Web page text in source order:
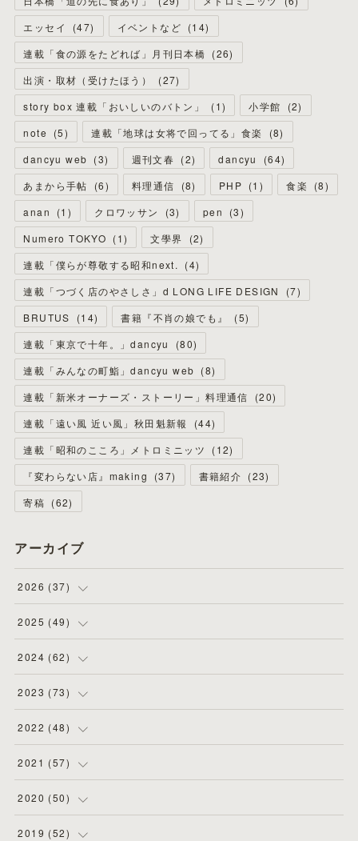
エッセイ
(47) イベントなど (14)
連載「食の源をたどれば」月刊日本橋 (26)
出演・取材（受けたほう）
(27)
story box 連載「おいしいのバトン」
(1) 小学館 (2)
note
(5) 連載「地球は女将で回ってる」食楽 (8)
dancyu web (3) 週刊文春 (2) dancyu (64)
あまから手帖
(6) 料理通信 (8) PHP (1 ) 食楽 (8)
anan
(1 ) クロワッサン (3) pen (3)
Numero TOKYO (1) 文學界 (2)
連載「僕らが尊敬する昭和next.
(4)
連載「つづく店のやさしさ」d LONG LIFE DESIGN
(7)
BRUTUS
(14) 書籍『不肖の娘でも』 (5)
連載「東京で十年。」dancyu
(80)
連載「みんなの町鮨」dancyu web (8)
連載「新米オーナーズ・ストーリー」料理通信
(20)
連載「遠い風 近い風」秋田魁新報
(44)
連載「昭和のこころ」メトロミニッツ
(12)
『変わらない店』making
(37) 書籍紹介 (23)
寄稿 (62)
アーカイブ
2026 (37)
(4)
(8)
(2)
( 11
2025 (49)
(3)
(4)
(3)
(4)
2024 (62)
(4)
(5)
(5)
(3 )
2023 (73)
(8)
(6)
(7)
(5)
2022 (48)
(4)
(4)
(5)
2021 (57)
(6)
(8)
2020 (50)
(2)
2019 (52)